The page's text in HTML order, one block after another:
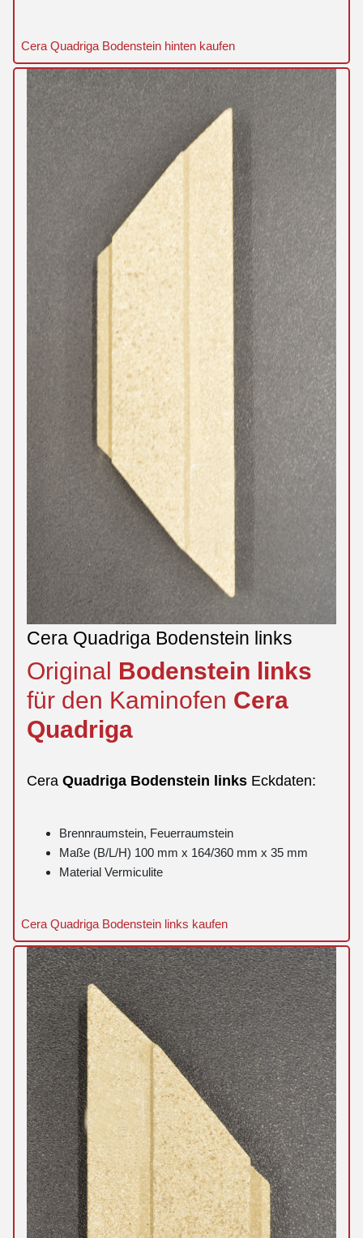
Cera Quadriga Bodenstein hinten kaufen
Cera Quadriga Bodenstein links
Original Bodenstein links
für den Kaminofen Cera
Quadriga
Cera Quadriga Bodenstein links Eckdaten:
Brennraumstein, Feuerraumstein
Maße (B/L/H) 100 mm x 164/360 mm x 35 mm
Material Vermiculite
Cera Quadriga Bodenstein links kaufen